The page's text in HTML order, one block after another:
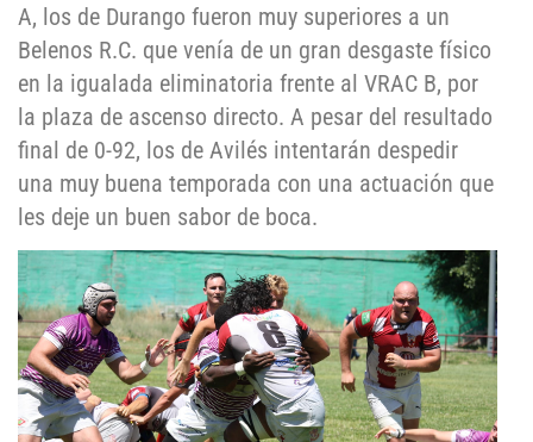
A, los de Durango fueron muy superiores a un
Belenos R.C. que venía de un gran desgaste físico
en la igualada eliminatoria frente al VRAC B, por
la plaza de ascenso directo. A pesar del resultado
final de 0-92, los de Avilés intentarán despedir
una muy buena temporada con una actuación que
les deje un buen sabor de boca.